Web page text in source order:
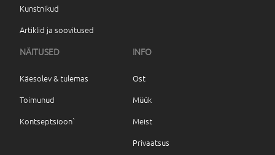
Kunstnikud
Artiklid ja soovitused
NÄITUSED
Käesolev & tulemas
Toimunud
Kontseptsioon`
INFO
Ost
Müük
Meist
Privaatsus